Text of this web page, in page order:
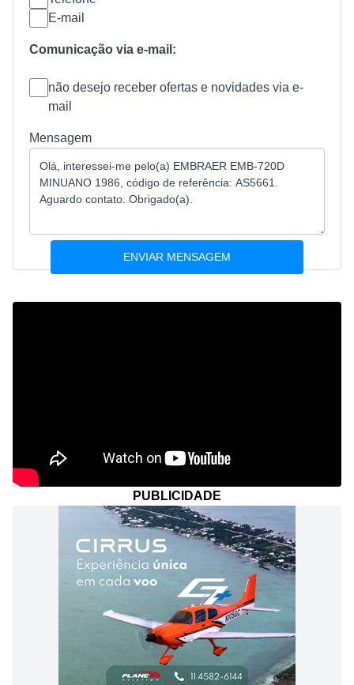
E-mail
Comunicação via e-mail:
não desejo receber ofertas e novidades via e-
mail
Mensagem
PUBLICIDADE